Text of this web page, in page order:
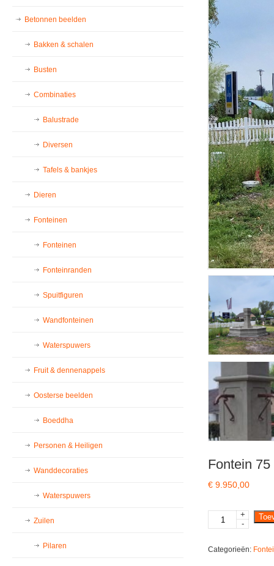
Fontein
€ 9.950,00
Fontein
75
Franse
+
-
Categorieën:
Betonnen beelden
Bakken & schalen
Busten
Combinaties
Balustrade
Diversen
Tafels & bankjes
Dieren
Fonteinen
Fonteinen
Fonteinranden
Spuitfiguren
Wandfonteinen
Waterspuwers
Fruit & dennenappels
Oosterse beelden
Boeddha
Personen & Heiligen
Wanddecoraties
Waterspuwers
Zuilen
Pilaren